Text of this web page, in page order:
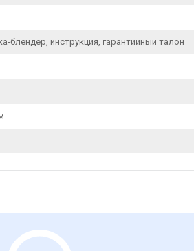
блендер, инструкция, гарантийный талон